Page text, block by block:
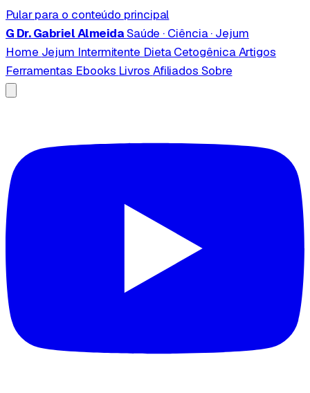
Pular para o conteúdo principal
G Dr. Gabriel AlmeidaSaúde · Ciência · Jejum
Home Jejum Intermitente Dieta CetogênicaArtigos
Ferramentas Ebooks Livros Afiliados Sobre